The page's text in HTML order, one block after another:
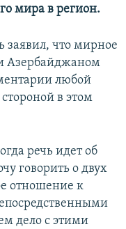
мира в регион.
что мирное
Азербайджаном
любой
в этом
речь идет об
говорить о двух
отношение к
дело с этими